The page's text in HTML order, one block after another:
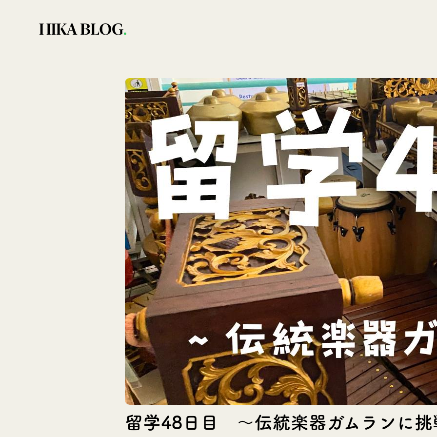
留学48日目 〜伝統楽器ガムランに挑